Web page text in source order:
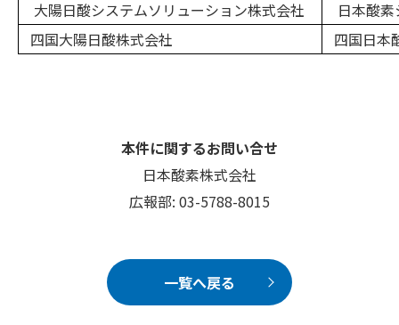
大陽日酸システムソリューション株式会社
日本酸素
四国大陽日酸株式会社
四国日本
本件に関するお問い合せ
日本酸素株式会社
広報部: 03-5788-8015
一覧へ戻る